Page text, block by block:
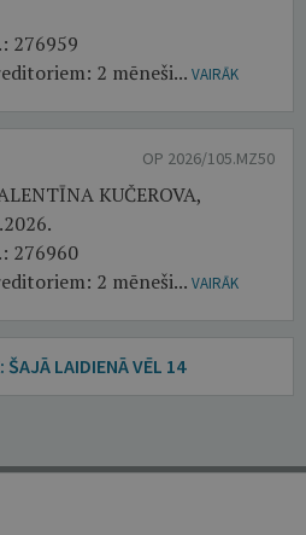
276959
2 mēneši... VAIRĀK
OP 2026/105.MZ50
KUČEROVA,
276960
2 mēneši... VAIRĀK
ŠAJĀ LAIDIENĀ VĒL 14